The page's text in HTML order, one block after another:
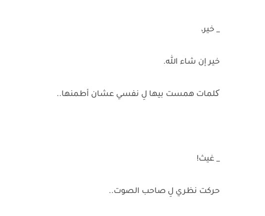
_ خير،
خير إن شاء الله.
کلمات همست بيها لِ نفسي عشان أطمنها..
_ غيث!
حركت نظري لِ صاحب الصوت..